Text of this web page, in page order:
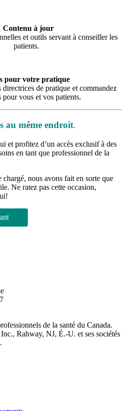
Contenu à jour
et outils servant à conseiller les
patients.
pour votre pratique
directrices de pratique et commandez
pour vous et vos patients.
au même endroit.
et profitez d’un accès exclusif à des
en tant que professionnel de la
nous avons fait en sorte que
Ne ratez pas cette occasion,
de la santé du Canada.
Rahway, NJ, É.-U. et ses sociétés